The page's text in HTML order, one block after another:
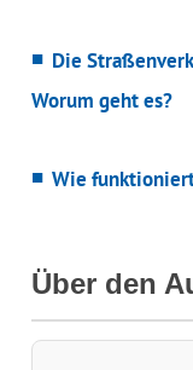
Die
Worum geht es?
Wie
Über den